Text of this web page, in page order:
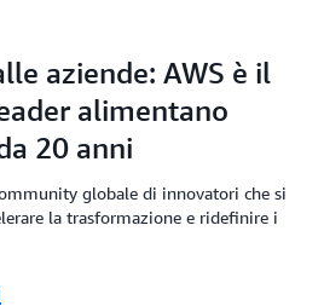
aziende: AWS è il
alimentano
20 anni
globale di innovatori che si
la trasformazione e ridefinire i